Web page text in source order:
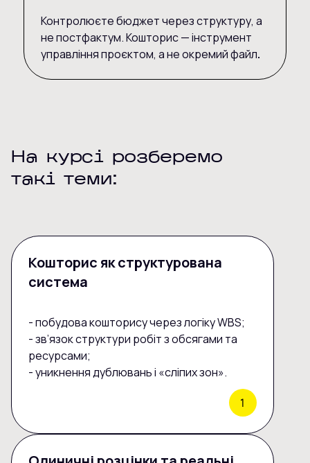
Контролюєте бюджет через структуру, а
не постфактум. Кошторис — інструмент
управління проєктом, а не окремий файл.
На курсі розберемо
такі теми:
Кошторис як структурована
система
- побудова кошторису через логіку WBS;
- зв’язок структури робіт з обсягами та
ресурсами;
- уникнення дублювань і «сліпих зон».